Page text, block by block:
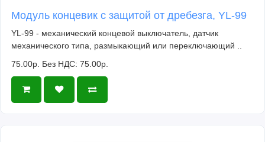
Модуль концевик с защитой от дребезга, YL-99
YL-99 - механический концевой выключатель, датчик
механического типа, размыкающий или переключающий ..
75.00р. Без НДС: 75.00р.